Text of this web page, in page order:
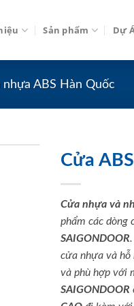
Sản phẩm Dự
nhựa ABS Hàn Quốc
Cửa
Cửa nhựa và
phẩm các dòng
SAIGONDOOR
cửa nhựa và hỗ
và phù hợp với
SAIGONDOOR